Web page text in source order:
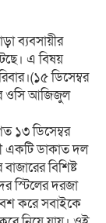
ব্যবসায়ীর
এ বিষয়
ডিসেম্বর
ওসি আজিজুল
১৩ ডিসেম্বর
একটি ডাকাত দল
বিশিষ্ট
স্টিলের দরজা
করে সবাইকে